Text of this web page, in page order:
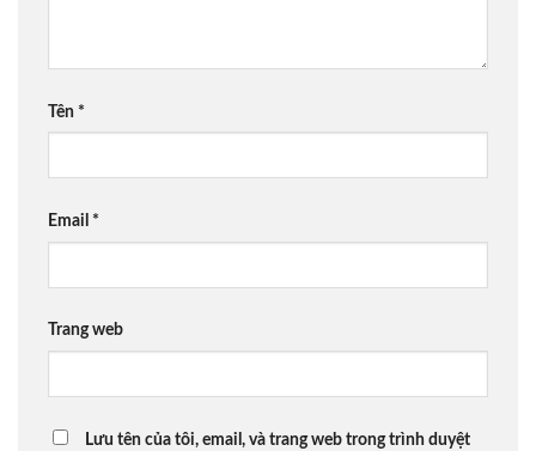
Tên *
Email *
Trang web
Lưu tên của tôi, email, và trang web trong trình duyệt